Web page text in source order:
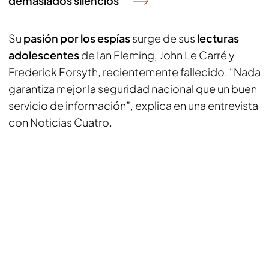
Su pasión por los espíassurge de sus lecturas
adolescentesde Ian Fleming, John Le Carré y
Frederick Forsyth, recientemente fallecido. “Nada
garantiza mejor la seguridad nacional que un buen
servicio de información”, explica en una entrevista
con Noticias Cuatro.